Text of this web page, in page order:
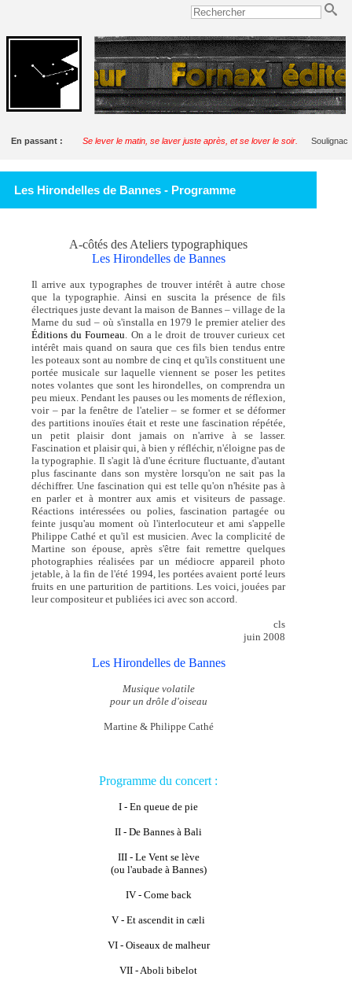
En passant : Se lever le matin, se laver juste après, et se lover le soir. Soulignac
Les Hirondelles de Bannes - Programme
A-côtés des Ateliers typographiques
Les Hirondelles de Bannes
Il arrive aux typographes de trouver intérêt à autre chose
que la typographie. Ainsi en suscita la présence de fils
électriques juste devant la maison de Bannes – village de la
Marne du sud – où s'installa en 1979 le premier atelier des
Éditions du Fourneau . On a le droit de trouver curieux cet
intérêt mais quand on saura que ces fils bien tendus entre
les poteaux sont au nombre de cinq et qu'ils constituent une
portée musicale sur laquelle viennent se poser les petites
notes volantes que sont les hirondelles, on comprendra un
peu mieux. Pendant les pauses ou les moments de réflexion,
voir – par la fenêtre de l'atelier – se former et se déformer
des partitions inouïes était et reste une fascination répétée,
un petit plaisir dont jamais on n'arrive à se lasser.
Fascination et plaisir qui, à bien y réfléchir, n'éloigne pas de
la typographie. Il s'agit là d'une écriture fluctuante, d'autant
plus fascinante dans son mystère lorsqu'on ne sait pas la
déchiffrer. Une fascination qui est telle qu'on n'hésite pas à
en parler et à montrer aux amis et visiteurs de passage.
Réactions intéressées ou polies, fascination partagée ou
feinte jusqu'au moment où l'interlocuteur et ami s'appelle
Philippe Cathé et qu'il est musicien. Avec la complicité de
Martine son épouse, après s'être fait remettre quelques
photographies réalisées par un médiocre appareil photo
jetable, à la fin de l'été 1994, les portées avaient porté leurs
fruits en une parturition de partitions. Les voici, jouées par
leur compositeur et publiées ici avec son accord.
cls
juin 2008
Les Hirondelles de Bannes
Musique volatile
pour un drôle d'oiseau
Martine & Philippe Cathé
Programme du concert :
I - En queue de pie
II - De Bannes à Bali
III - Le Vent se lève
(ou l'aubade à Bannes)
IV - Come back
V - Et ascendit in cæli
VI - Oiseaux de malheur
VII - Aboli bibelot